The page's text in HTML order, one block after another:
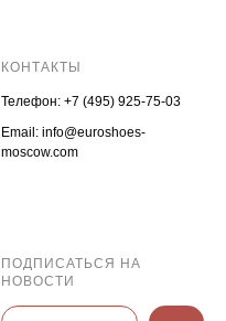
КОНТАКТЫ
Телефон: +7 (495) 925-75-03
Email: info@euroshoes-
moscow.com
ПОДПИСАТЬСЯ НА
НОВОСТИ